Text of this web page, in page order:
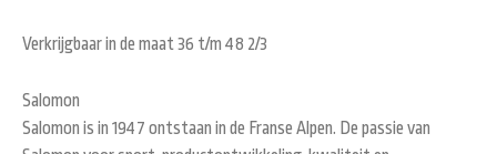
Verkrijgbaar in de maat 36 t/m 48 2/3
Salomon
Salomon is in 1947 ontstaan in de Franse Alpen. De passie van